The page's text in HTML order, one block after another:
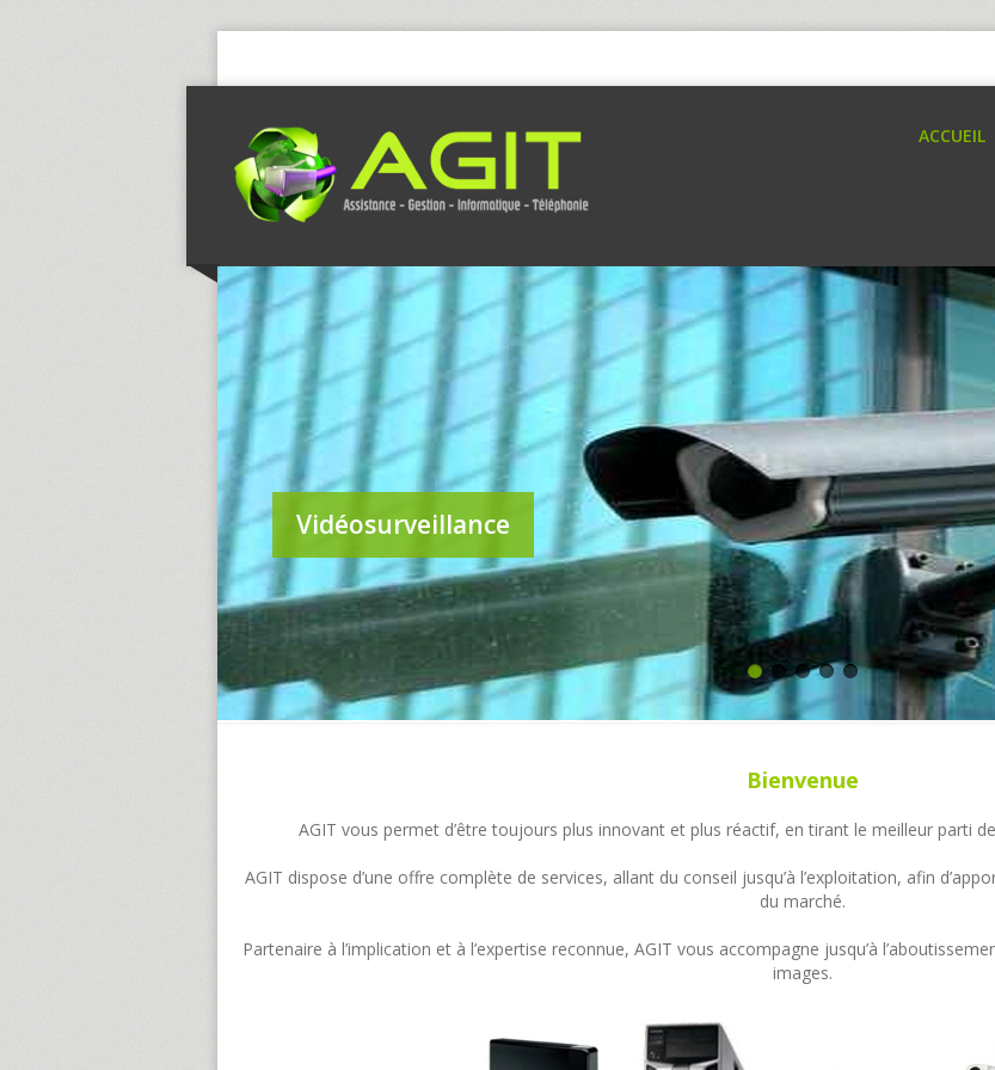
ACCUEIL
Vidéosurveillance
Bienvenue
AGIT vous permet d’être toujours plus innovant et plus réactif, en tirant le meilleur parti
AGIT dispose d’une offre complète de services, allant du conseil jusqu’à l’exploitation, afin
du marché.
Partenaire à l’implication et à l’expertise reconnue, AGIT vous accompagne jusqu’à
images.